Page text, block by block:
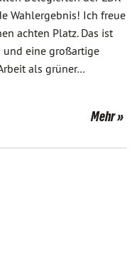
Wahlergebnis! Ich freue
achten Platz. Das ist
und eine großartige
als grüner…
Mehr